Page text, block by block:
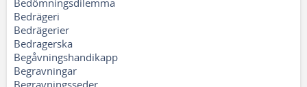
Bedömningsdilemma
Bedrägeri
Bedrägerier
Bedragerska
Begåvningshandikapp
Begravningar
Begravningsseder